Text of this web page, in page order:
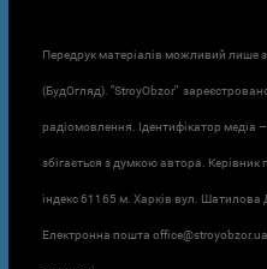
Передрук матеріалів можливий лише
(БудОгляд). "StroyObzor"
радіомовлення. Ідентифікатор медіа
збігається з думкою автора.
індекс 61165 м. Харків вул.
Електронна пошта